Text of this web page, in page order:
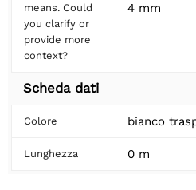
means. Could
you clarify or
provide more
context?
4 mm
Scheda dati
Colore bianco
Lunghezza 0 m